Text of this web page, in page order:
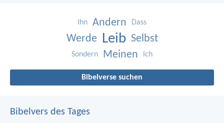
Ihn Andern Dass
Werde Leib Selbst
Sondern Meinen Ich
Bibelverse suchen
Bibelvers des Tages